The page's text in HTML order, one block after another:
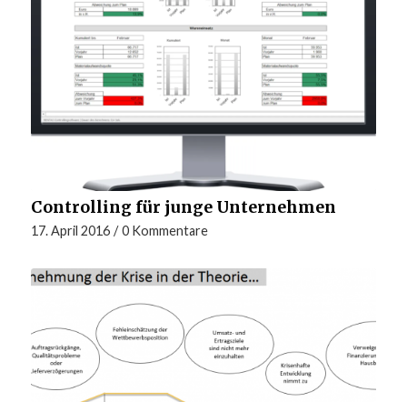
Controlling für junge Unternehmen
17. April 2016 / 0 Kommentare